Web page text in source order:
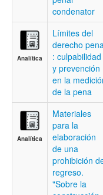
condenator
Analítica
Límites del
derecho
: culpabilidad
y prevención
en la
de la pena
Analítica
Materiales
para la
elaboración
de una
prohibición
regreso.
"Sobre la